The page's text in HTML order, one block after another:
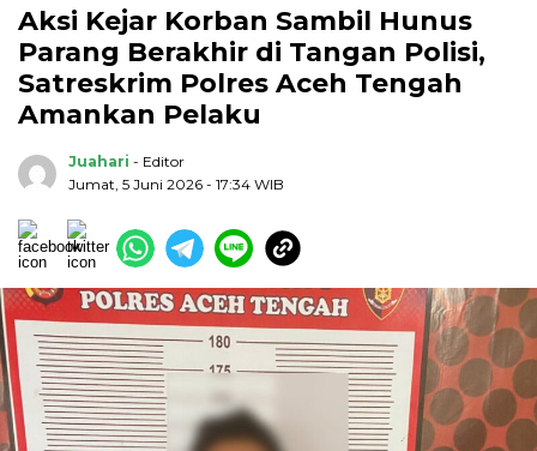
Aksi Kejar Korban Sambil Hunus
Parang Berakhir di Tangan Polisi,
Satreskrim Polres Aceh Tengah
Amankan Pelaku
Juahari - Editor
Jumat, 5 Juni 2026 - 17:34 WIB